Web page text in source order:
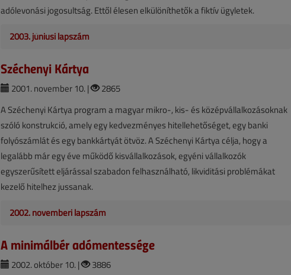
adólevonási jogosultság. Ettől élesen elkülöníthetők a fiktív ügyletek.
2003. júniusi lapszám
Széchenyi Kártya
2001. november 10. |
2865
A Széchenyi Kártya program a magyar mikro-, kis- és középvállalkozásoknak
szóló konstrukció, amely egy kedvezményes hitellehetőséget, egy banki
folyószámlát és egy bankkártyát ötvöz. A Széchenyi Kártya célja, hogy a
legalább már egy éve működő kisvállalkozások, egyéni vállalkozók
egyszerűsített eljárással szabadon felhasználható, likviditási problémákat
kezelő hitelhez jussanak.
2002. novemberi lapszám
A minimálbér adómentessége
2002. október 10. |
3886